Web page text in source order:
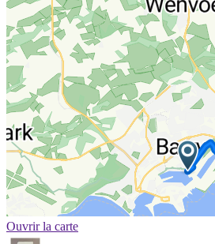
Ouvrir la carte